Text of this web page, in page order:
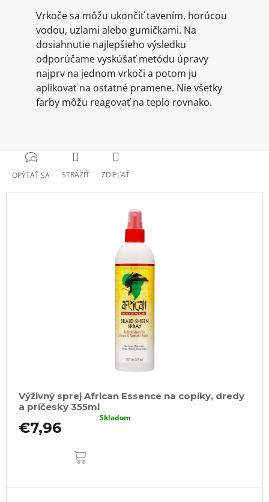
Vrkoče sa môžu ukončiť tavením, horúcou
vodou, uzlami alebo gumičkami. Na
dosiahnutie najlepšieho výsledku
odporúčame vyskúšať metódu úpravy
najprv na jednom vrkoči a potom ju
aplikovať na ostatné pramene. Nie všetky
farby môžu reagovať na teplo rovnako.
OPÝTAŤ SA STRÁŽIŤ ZDIEĽAŤ
Výživný sprej African Essence na copíky, dredy
a príčesky 355ml
€7,96
Skladom